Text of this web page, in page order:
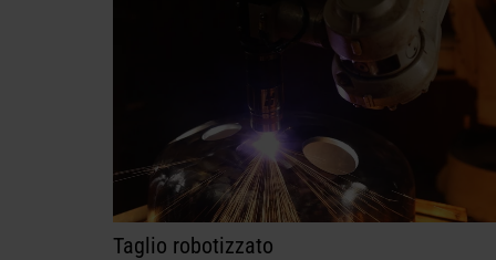
Taglio robotizzato